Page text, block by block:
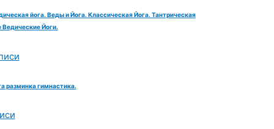
йога. Веды и Йога. Классическая Йога. Тантрическая
Ведические Йоги.
разминка гимнастика.